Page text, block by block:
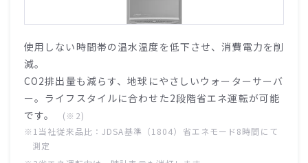
使用しない時間帯の温水温度を低下させ、消費電力を削
減。
CO2排出量も減らす、地球にやさしいウォーターサーバ
ー。ライフスタイルに合わせた2段階省エネ運転が可能
です。
(※2)
※1当社従来品比：JDSA基準（1804）省エネモード8時間にて
測定